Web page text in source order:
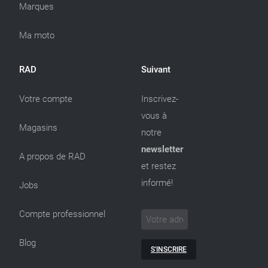
Marques
Ma moto
RAD
Votre compte
Magasins
A propos de RAD
Jobs
Compte professionnel
Blog
Suivant
Inscrivez-
vous à
notre
newsletter
et restez
informé!
S'INSCRIRE